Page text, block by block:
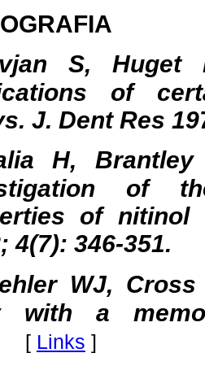
S, Huget
of
J. Dent Res
H,
of
of nitinol
4(7): 346-351.
WJ,
with a
Links ]